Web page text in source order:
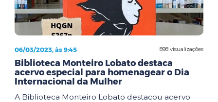
898 visualizações
06/03/2023, às 9:45
Biblioteca Monteiro Lobato destaca
acervo especial para homenagear o Dia
Internacional da Mulher
A Biblioteca Monteiro Lobato destacou acervo